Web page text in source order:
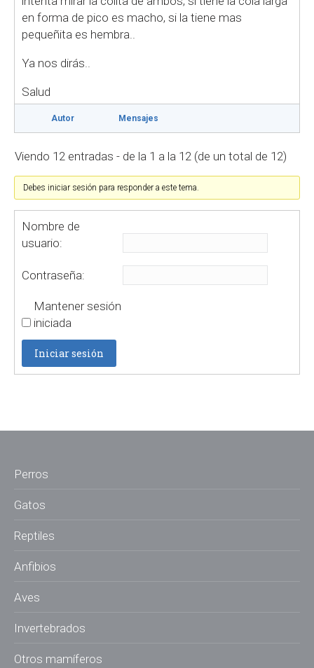
en forma de pico es macho, si la tiene mas
pequeñita es hembra..
Ya nos dirás..
Salud
Autor Mensajes
Viendo 12 entradas - de la 1 a la 12 (de un total de 12)
Debes iniciar sesión para responder a este tema.
Nombre de
usuario:
Contraseña:
Mantener sesión
iniciada
Iniciar sesión
Perros
Gatos
Reptiles
Anfibios
Aves
Invertebrados
Otros mamíferos